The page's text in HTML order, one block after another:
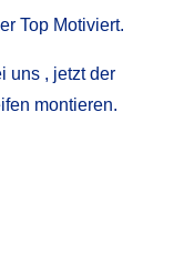
Top Motiviert.
uns , jetzt der
montieren.